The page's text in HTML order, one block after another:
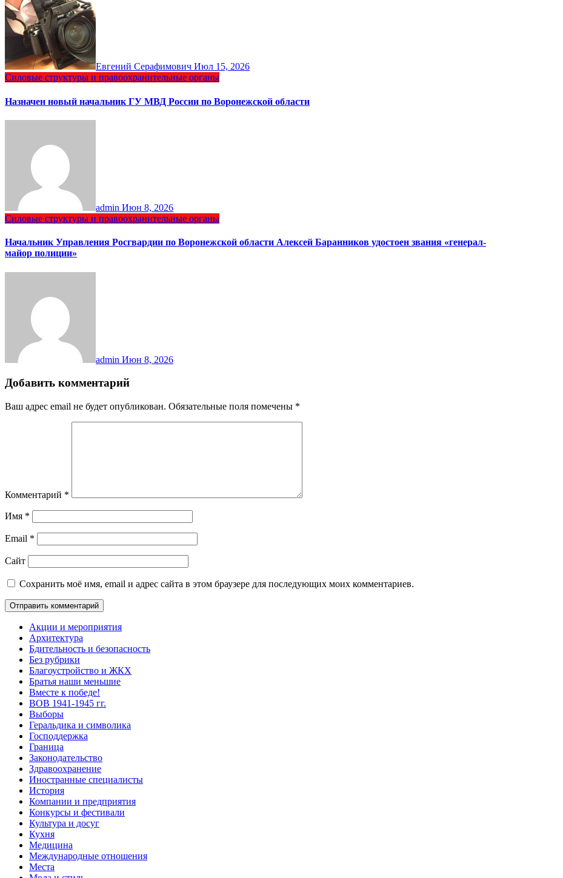
Евгений Серафимович Июл 15, 2026
Силовые структуры и правоохранительные органы
Назначен новый начальник ГУ МВД России по Воронежской области
admin Июн 8, 2026
Силовые структуры и правоохранительные органы
Начальник Управления Росгвардии по Воронежской области Алексей Баранников удостоен звания «генерал-
майор полиции»
admin Июн 8, 2026
Добавить комментарий
Ваш адрес email не будет опубликован. Обязательные поля помечены *
Комментарий *
Имя *
Email *
Сайт
Сохранить моё имя, email и адрес сайта в этом браузере для последующих моих комментариев.
Акции и мероприятия
Архитектура
Бдительность и безопасность
Без рубрики
Благоустройство и ЖКХ
Братья наши меньшие
Вместе к победе!
ВОВ 1941-1945 гг.
Выборы
Геральдика и символика
Господдержка
Граница
Законодательство
Здравоохранение
Иностранные специалисты
История
Компании и предприятия
Конкурсы и фестивали
Культура и досуг
Кухня
Медицина
Международные отношения
Места